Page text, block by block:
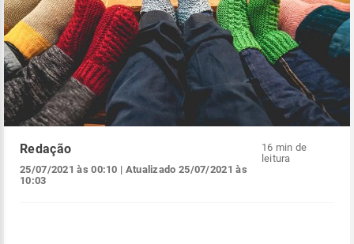
Redação
25/07/2021 às 00:10 | Atualizado 25/07/2021 às
10:03
16 min de
leitura